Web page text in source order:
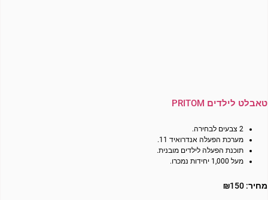
טאבלט לילדים PRITOM
2 צבעים לבחירה.
מערכת הפעלה אנדרואיד 11.
תוכנת הפעלה לילדים מובנית.
מעל 1,000 יחידות נמכרו.
מחיר: ₪150